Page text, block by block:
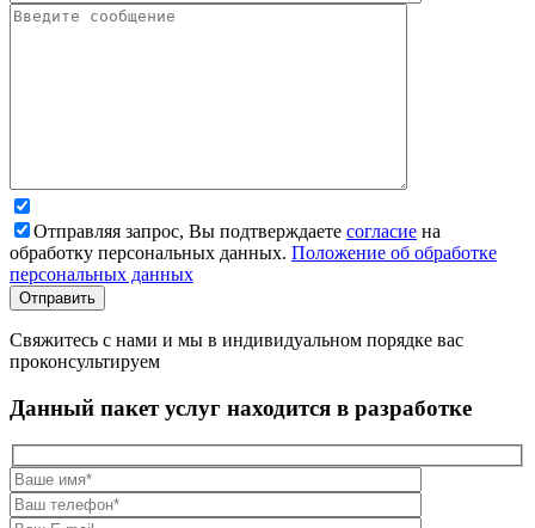
Отправляя запрос, Вы подтверждаете согласие на
обработку персональных данных. Положение об обработке
персональных данных
Свяжитесь с нами и мы в индивидуальном порядке вас
проконсультируем
Данный пакет услуг находится в разработке